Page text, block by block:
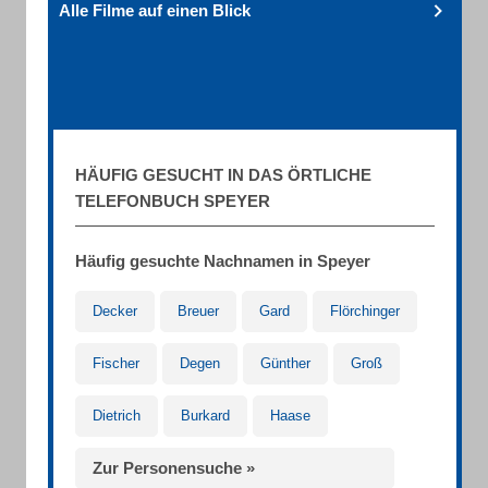
Alle Filme auf einen Blick
HÄUFIG GESUCHT IN DAS ÖRTLICHE
TELEFONBUCH SPEYER
Häufig gesuchte Nachnamen in Speyer
Decker Breuer Gard Flörchinger
Fischer Degen Günther Groß
Dietrich Burkard Haase
Zur Personensuche »